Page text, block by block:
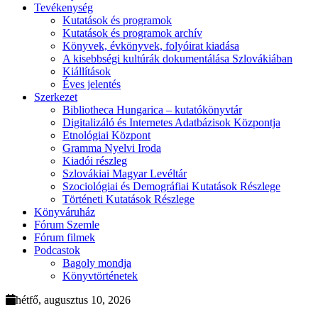
Tevékenység
Kutatások és programok
Kutatások és programok archív
Könyvek, évkönyvek, folyóirat kiadása
A kisebbségi kultúrák dokumentálása Szlovákiában
Kiállítások
Éves jelentés
Szerkezet
Bibliotheca Hungarica – kutatókönyvtár
Digitalizáló és Internetes Adatbázisok Központja
Etnológiai Központ
Gramma Nyelvi Iroda
Kiadói részleg
Szlovákiai Magyar Levéltár
Szociológiai és Demográfiai Kutatások Részlege
Történeti Kutatások Részlege
Könyváruház
Fórum Szemle
Fórum filmek
Podcastok
Bagoly mondja
Könyvtörténetek
hétfő, augusztus 10, 2026